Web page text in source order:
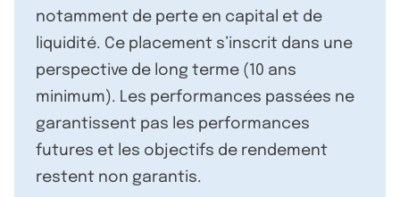
notamment de perte en capital et de
liquidité. Ce placement s’inscrit dans une
perspective de long terme (10 ans
minimum). Les performances passées ne
garantissent pas les performances
futures et les objectifs de rendement
restent non garantis.